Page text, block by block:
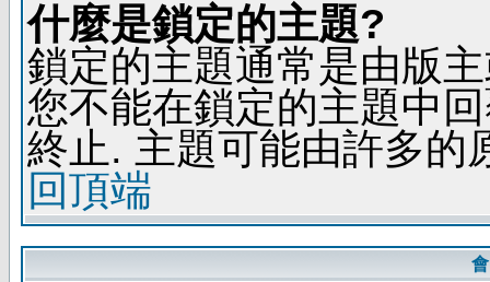
什麼是鎖定的主題?
鎖定的主題通常是由版
您不能在鎖定的主題中
終止. 主題可能由許多的
回頂端